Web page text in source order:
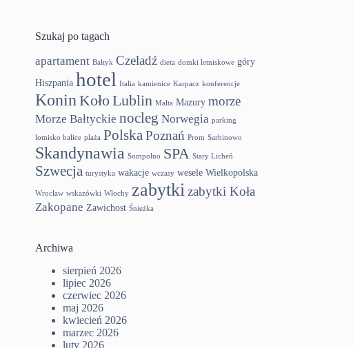
Szukaj po tagach
apartament Bałtyk Czeladź dieta domki letniskowe góry
Hiszpania hotel Italia kamienice Karpacz konferencje
Konin Koło Lublin Malta Mazury morze
Morze Bałtyckie nocleg Norwegia parking
lotnisko balice plaża PolskaPoznań Prom Sarbinowo
Skandynawia Sompolno SPA Stary Licheń
Szwecja turystyka wakacje wczasy wesele Wielkopolska
Wrocław wskazówki Włochy zabytkizabytki Koła
Zakopane Zawichost Śnieżka
Archiwa
sierpień 2026
lipiec 2026
czerwiec 2026
maj 2026
kwiecień 2026
marzec 2026
luty 2026